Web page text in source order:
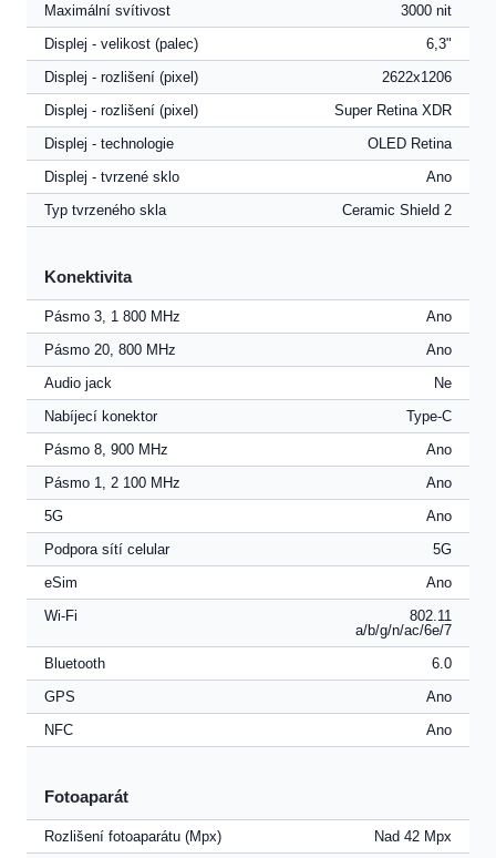
Maximální svítivost
3000 nit
Displej - velikost (palec)
6,3"
Displej - rozlišení (pixel)
2622x1206
Displej - rozlišení (pixel)
Super Retina XDR
Displej - technologie
OLED Retina
Displej - tvrzené sklo
Ano
Typ tvrzeného skla
Ceramic Shield 2
Konektivita
Pásmo 3, 1 800 MHz
Ano
Pásmo 20, 800 MHz
Ano
Audio jack
Ne
Nabíjecí konektor
Type-C
Pásmo 8, 900 MHz
Ano
Pásmo 1, 2 100 MHz
Ano
5G
Ano
Podpora sítí celular
5G
eSim
Ano
Wi-Fi
802.11
a/b/g/n/ac/6e/7
Bluetooth
6.0
GPS
Ano
NFC
Ano
Fotoaparát
Rozlišení fotoaparátu (Mpx)
Nad 42 Mpx